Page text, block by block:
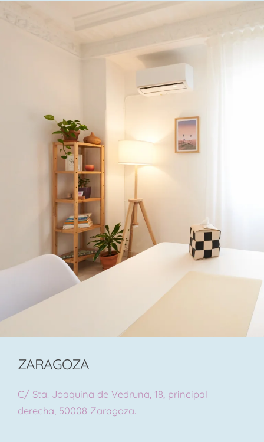
ZARAGOZA
C/ Sta. Joaquina de Vedruna, 18, principal
derecha, 50008 Zaragoza.